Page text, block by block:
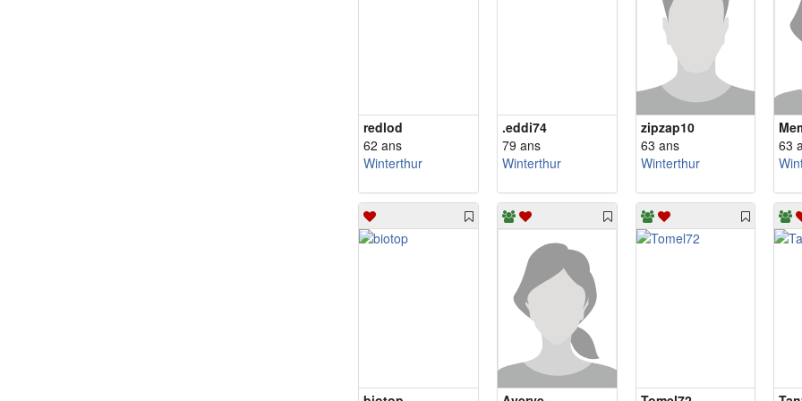
redlod
62 ans
Winterthur
.eddi74
79 ans
Winterthur
zipzap10
63 ans
Winterthur
63